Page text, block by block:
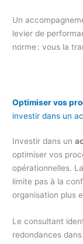
Un
levier de
norme : vous la
Optimiser vos
investir dans un
Investir dans un
optimiser vos
opérationnelles.
limite pas à la
organisation plus
Le consultant
redondances